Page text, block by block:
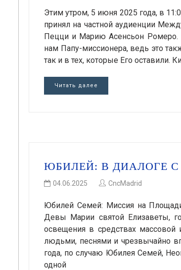
Этим утром, 5 июня 2025 года, в
принял на частной аудиенции
Пецци и Марию Асенсьон Ромеро.
нам Папу-миссионера, ведь это
так и в тех, которые Его оставили.
Читать далее
ЮБИЛЕЙ: В ДИАЛОГЕ
04.06.2025 CncMadrid
Юбилей Семей: Миссия на
Девы Марии святой Елизаветы,
освещения в средствах
людьми, песнями и чрезвычайно
года, по случаю Юбилея Семей,
одной